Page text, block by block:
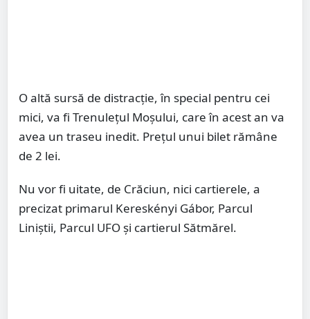
O altă sursă de distracție, în special pentru cei
mici, va fi Trenulețul Moșului, care în acest an va
avea un traseu inedit. Prețul unui bilet rămâne
de 2 lei.
Nu vor fi uitate, de Crăciun, nici cartierele, a
precizat primarul Kereskényi Gábor, Parcul
Liniștii, Parcul UFO și cartierul Sătmărel.